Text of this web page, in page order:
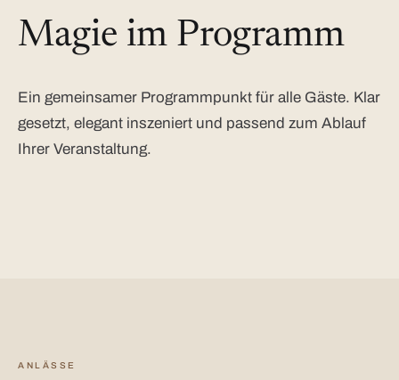
Magie im Programm
Ein gemeinsamer Programmpunkt für alle Gäste. Klar
gesetzt, elegant inszeniert und passend zum Ablauf
Ihrer Veranstaltung.
ANLÄSSE